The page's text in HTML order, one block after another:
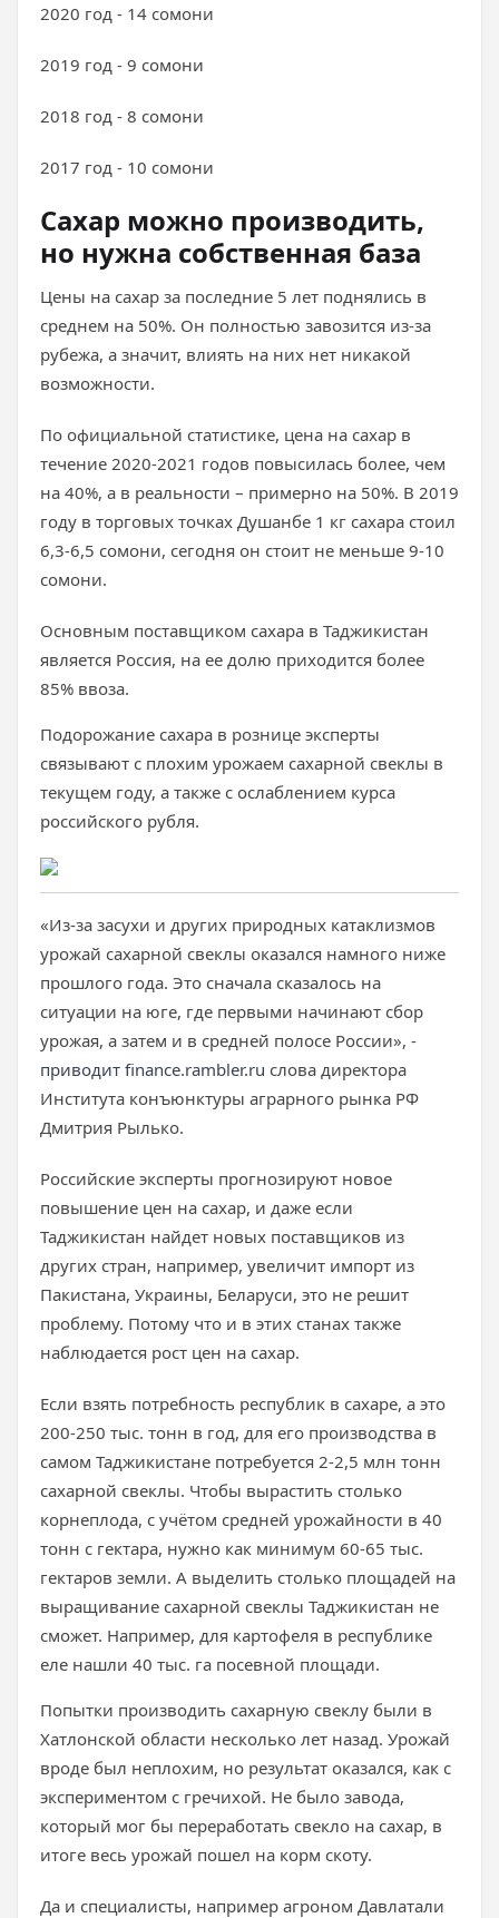
2020 год - 14 сомони
2019 год - 9 сомони
2018 год - 8 сомони
2017 год - 10 сомони
Сахар можно производить,
но нужна собственная база
Цены на сахар за последние 5 лет поднялись в
среднем на 50%. Он полностью завозится из-за
рубежа, а значит, влиять на них нет никакой
возможности.
По официальной статистике, цена на сахар в
течение 2020-2021 годов повысилась более, чем
на 40%, а в реальности – примерно на 50%. В 2019
году в торговых точках Душанбе 1 кг сахара стоил
6,3-6,5 сомони, сегодня он стоит не меньше 9-10
сомони.
Основным поставщиком сахара в Таджикистан
является Россия, на ее долю приходится более
85% ввоза.
Подорожание сахара в рознице эксперты
связывают с плохим урожаем сахарной свеклы в
текущем году, а также с ослаблением курса
российского рубля.
«Из-за засухи и других природных катаклизмов
урожай сахарной свеклы оказался намного ниже
прошлого года. Это сначала сказалось на
ситуации на юге, где первыми начинают сбор
урожая, а затем и в средней полосе России», -
приводит finance.rambler.ru слова директора
Института конъюнктуры аграрного рынка РФ
Дмитрия Рылько.
Российские эксперты прогнозируют новое
повышение цен на сахар, и даже если
Таджикистан найдет новых поставщиков из
других стран, например, увеличит импорт из
Пакистана, Украины, Беларуси, это не решит
проблему. Потому что и в этих станах также
наблюдается рост цен на сахар.
Если взять потребность республик в сахаре, а это
200-250 тыс. тонн в год, для его производства в
самом Таджикистане потребуется 2-2,5 млн тонн
сахарной свеклы. Чтобы вырастить столько
корнеплода, с учётом средней урожайности в 40
тонн с гектара, нужно как минимум 60-65 тыс.
гектаров земли. А выделить столько площадей на
выращивание сахарной свеклы Таджикистан не
сможет. Например, для картофеля в республике
еле нашли 40 тыс. га посевной площади.
Попытки производить сахарную свеклу были в
Хатлонской области несколько лет назад. Урожай
вроде был неплохим, но результат оказался, как с
экспериментом с гречихой. Не было завода,
который мог бы переработать свекло на сахар, в
итоге весь урожай пошел на корм скоту.
Да и специалисты, например агроном Давлатали